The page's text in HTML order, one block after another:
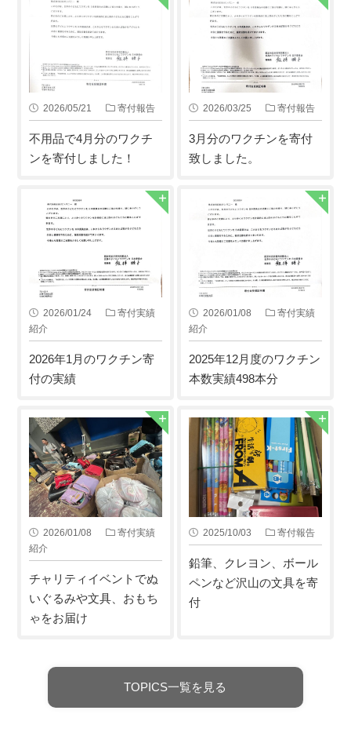
2026/05/21 寄付報告
不用品で4月分のワクチ
ンを寄付しました！
2026/03/25 寄付報告
3月分のワクチンを寄付
致しました。
2026/01/24
寄付実績
紹介
2026年1月のワクチン寄
付の実績
2026/01/08
寄付実績
紹介
2025年12月度のワクチン
本数実績498本分
2026/01/08
寄付実績
紹介
チャリティイベントでぬ
いぐるみや文具、おもち
ゃをお届け
2025/10/03 寄付報告
鉛筆、クレヨン、ボール
ペンなど沢山の文具を寄
付
TOPICS一覧を見る